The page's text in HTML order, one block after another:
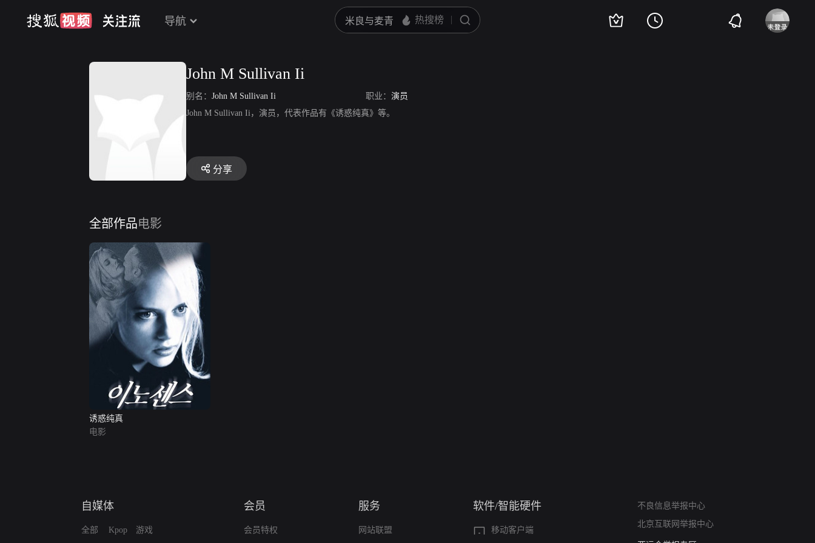
导航
John M Sullivan Ii
别名： John M Sullivan Ii 职业： 演员
John M Sullivan Ii，演员，代表作品有《诱惑纯真》等。
分享
全部作品电影
诱惑纯真
电影
自媒体
全部 Kpop 游戏
会员
会员特权
服务
网站联盟
软件/智能硬件
移动客户端
不良信息举报中心
北京互联网举报中心
算法推荐专项举报